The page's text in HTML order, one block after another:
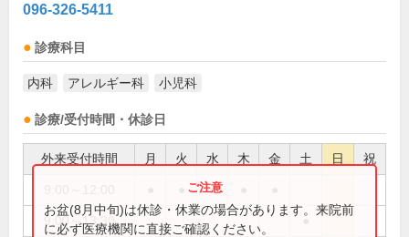
096-326-5411
診療科目
内科 アレルギー科 小児科
診療/受付時間・休診日
外来受付時間 月 火 水 木 金 土 日 祝
●
9:00～13:30 ●
お盆(8月中旬)は休診・休業の場合があります。来院前
に必ず医療機関に直接ご確認ください。